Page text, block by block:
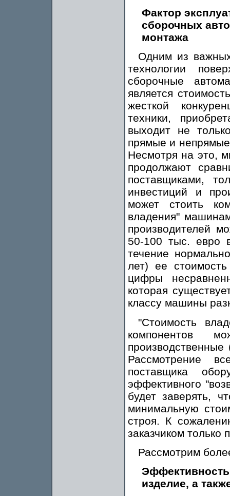
Фактор
сборочных
монтажа
Одним из
технологии
сборочные
является
жесткой
техники,
выходит не
прямые и
Несмотря на это,
продолжают
поставщиками,
инвестиций и
может стоить
владения"
производителей
50-100 тыс. евро
течение
лет) ее
цифры
которая
классу машины
"Стоимость
компонентов
Рассмотрение
поставщика
эффективного
будет заверять,
минимальную
строя. К
заказчиком только
Рассмотрим
Эффективность
изделие, а